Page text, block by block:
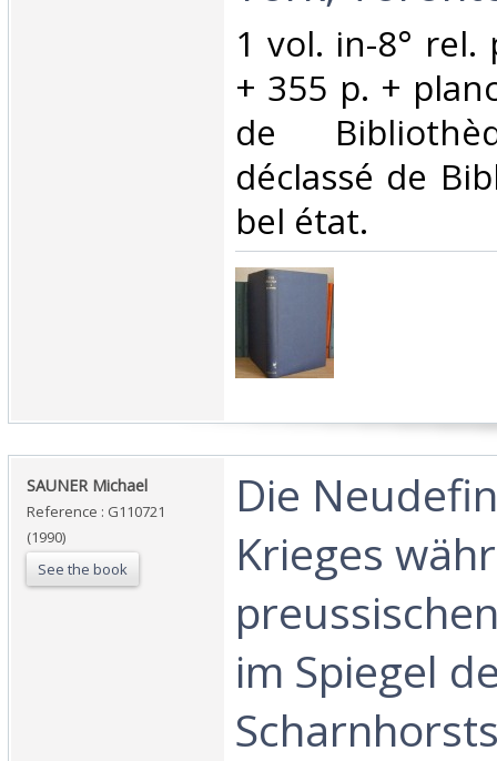
‎1 vol. in-8° rel.
+ 355 p. +
de
déclassé de
bel état. ‎
‎SAUNER Michael‎
Reference : G110721
(1990)
See the book
‎Die
Krieges
im Spiegel